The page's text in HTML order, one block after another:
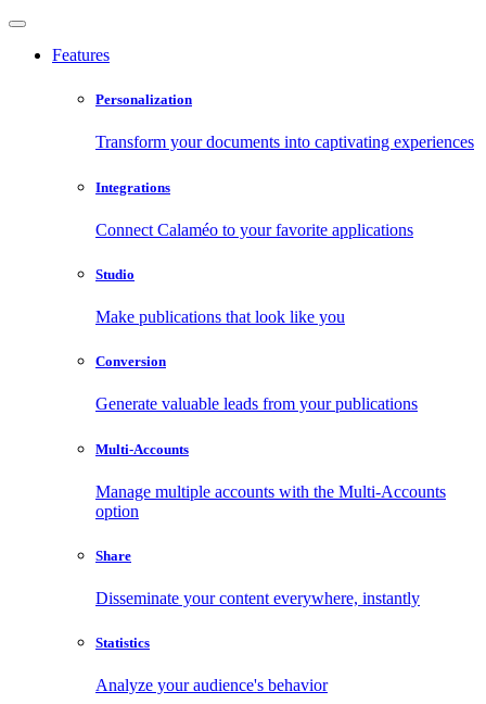
Features
Personalization
Transform your documents into captivating experiences
Integrations
Connect Calaméo to your favorite applications
Studio
Make publications that look like you
Conversion
Generate valuable leads from your publications
Multi-Accounts
Manage multiple accounts with the Multi-Accounts
option
Share
Disseminate your content everywhere, instantly
Statistics
Analyze your audience's behavior